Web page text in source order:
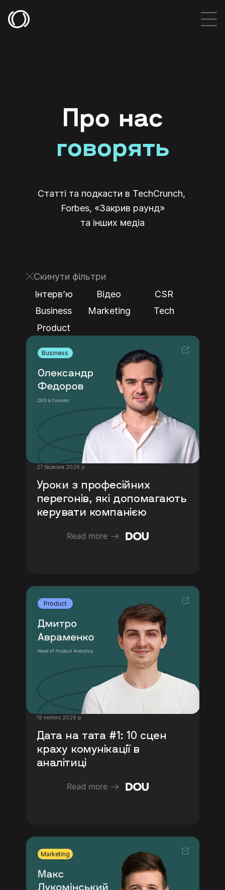
Про нас
говорять
Статті та подкасти в TechCrunch,
Forbes, «Закрив раунд»
та інших медіа
Інтервʼю Відео
CSR
Business
Marketing
Tech
Product
Скинути фільтри
Business
27 березня 2026 р.
Уроки з професійних
перегонів, які допомагають
керувати компанією
Product
19 лютого 2026 р.
Дата на тата #1: 10 сцен
краху комунікації в
аналітиці
Marketing